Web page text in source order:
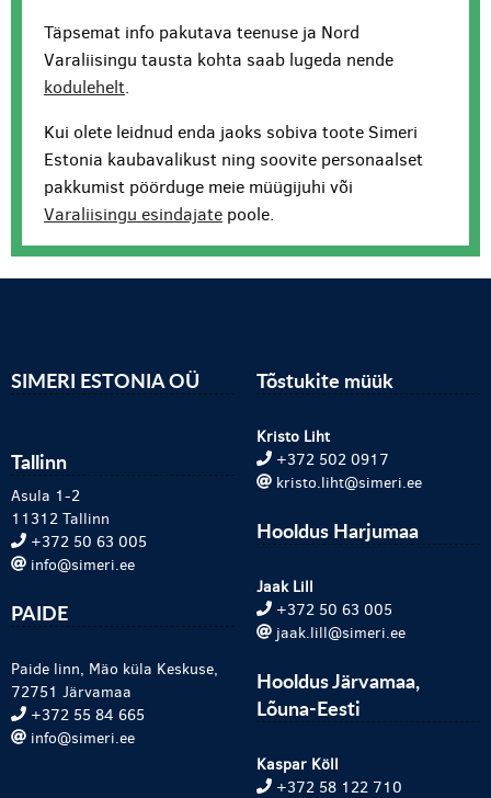
Täpsemat info pakutava teenuse ja Nord
Varaliisingu tausta kohta saab lugeda nende
kodulehelt.
Kui olete leidnud enda jaoks sobiva toote Simeri
Estonia kaubavalikust ning soovite personaalset
pakkumist pöörduge meie müügijuhi või
Varaliisingu esindajate poole.
SIMERI ESTONIA OÜ
Tallinn
Asula 1-2
11312 Tallinn
+372 50 63 005
info@simeri.ee
PAIDE
Paide linn, Mäo küla Keskuse,
72751 Järvamaa
+372 55 84 665
info@simeri.ee
Tõstukite müük
Kristo Liht
+372 502 0917
kristo.liht@simeri.ee
Hooldus Harjumaa
Jaak Lill
+372 50 63 005
jaak.lill@simeri.ee
Hooldus Järvamaa,
Lõuna-Eesti
Kaspar Köll
+372 58 122 710